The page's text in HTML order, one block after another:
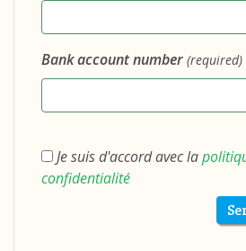
Bank account number (required)
Je suis d'accord avec la
confidentialité